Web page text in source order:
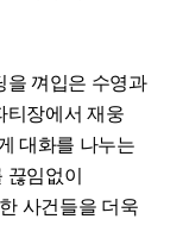
을 껴입은 수영과
티장에서 재웅
대화를 나누는
끊임없이
사건들을 더욱